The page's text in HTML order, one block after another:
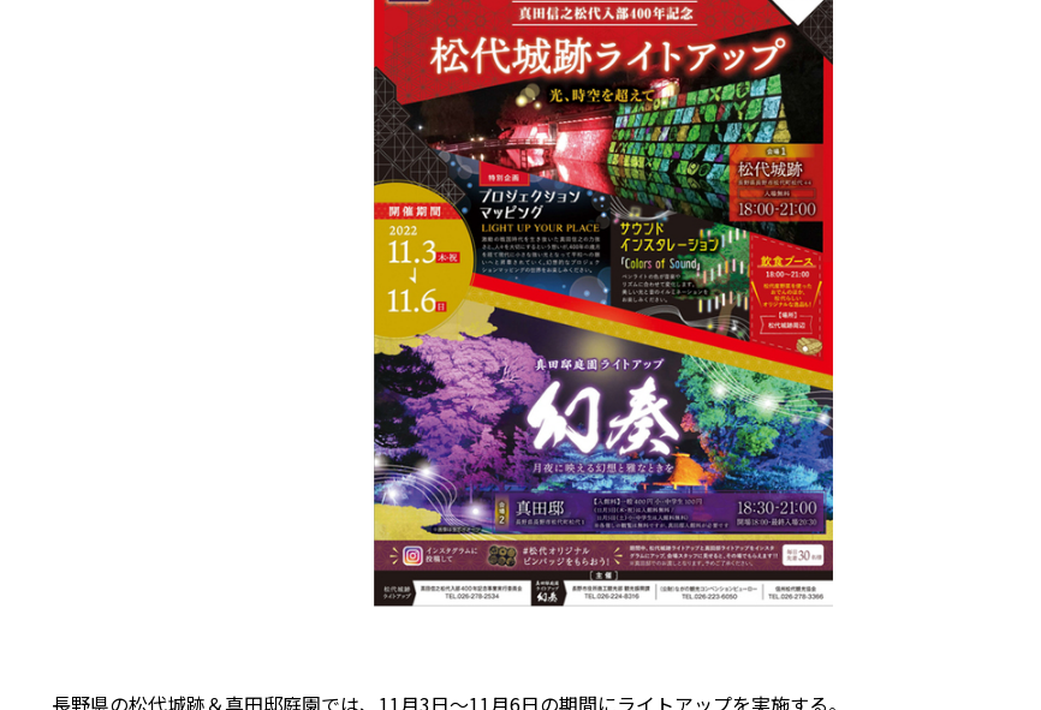
長野県の松代城跡＆真田邸庭園では、11月3日～11月6日の期間にライトアップを実施する。